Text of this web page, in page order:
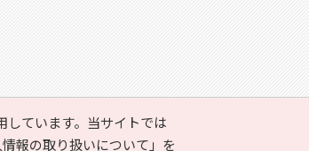
ています。当サイトでは
報の取り扱いについて」 を